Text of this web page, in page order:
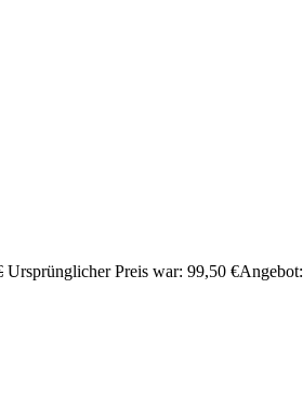
Ursprünglicher Preis war: 99,50 €Angebot: